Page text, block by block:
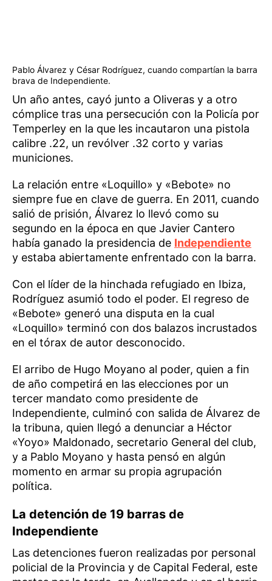
Pablo Álvarez y César Rodríguez, cuando compartían la barra
brava de Independiente.
Un año antes, cayó junto a Oliveras y a otro
cómplice tras una persecución con la Policía por
Temperley en la que les incautaron una pistola
calibre .22, un revólver .32 corto y varias
municiones.
La relación entre «Loquillo» y «Bebote» no
siempre fue en clave de guerra. En 2011, cuando
salió de prisión, Álvarez lo llevó como su
segundo en la época en que Javier Cantero
había ganado la presidencia de Independiente
y estaba abiertamente enfrentado con la barra.
Con el líder de la hinchada refugiado en Ibiza,
Rodríguez asumió todo el poder. El regreso de
«Bebote» generó una disputa en la cual
«Loquillo» terminó con dos balazos incrustados
en el tórax de autor desconocido.
El arribo de Hugo Moyano al poder, quien a fin
de año competirá en las elecciones por un
tercer mandato como presidente de
Independiente, culminó con salida de Álvarez de
la tribuna, quien llegó a denunciar a Héctor
«Yoyo» Maldonado, secretario General del club,
y a Pablo Moyano y hasta pensó en algún
momento en armar su propia agrupación
política.
La detención de 19 barras de
Independiente
Las detenciones fueron realizadas por personal
policial de la Provincia y de Capital Federal, este